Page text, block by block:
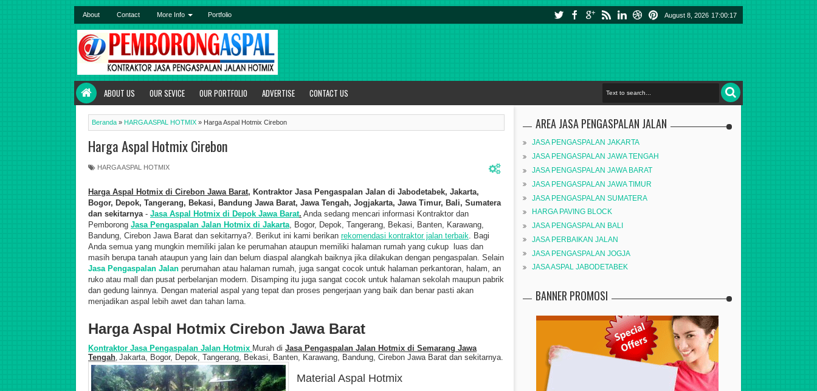
About Contact More Info Portfolio August 8, 2026 17:00:18
ABOUT US OUR SEVICE OUR PORTFOLIO ADVERTISE CONTACT US
Beranda » HARGA ASPAL HOTMIX » Harga Aspal Hotmix Cirebon
Harga Aspal Hotmix Cirebon
HARGA ASPAL HOTMIX
Harga Aspal Hotmix di Cirebon Jawa Barat, Kontraktor Jasa Pengaspalan Jalan di Jabodetabek, Jakarta,
Bogor, Depok, Tangerang, Bekasi, Bandung Jawa Barat, Jawa Tengah, Jogjakarta, Jawa Timur, Bali, Sumatera
dan sekitarnya- Jasa Aspal Hotmix di Depok Jawa Barat. Anda sedang mencari informasi Kontraktor dan
Pemborong Jasa Pengaspalan Jalan Hotmix di Jakarta, Bogor, Depok, Tangerang, Bekasi, Banten, Karawang,
Bandung, Cirebon Jawa Barat dan sekitarnya?. Berikut ini kami berikan rekomendasi kontraktor jalan terbaik. Bagi
Anda semua yang mungkin memiliki jalan ke perumahan ataupun memiliki halaman rumah yang cukup luas dan
masih berupa tanah ataupun yang lain dan belum diaspal alangkah baiknya jika dilakukan dengan pengaspalan. Selain
Jasa Pengaspalan Jalan perumahan atau halaman rumah, juga sangat cocok untuk halaman perkantoran, halam, an
ruko atau mall dan pusat perbelanjan modern. Disamping itu juga sangat cocok untuk halaman sekolah maupun pabrik
dan gedung lainnya. Dengan material aspal yang tepat dan proses pengerjaan yang baik dan benar pasti akan
menjadikan aspal lebih awet dan tahan lama.
Harga Aspal Hotmix Cirebon Jawa Barat
Kontraktor Jasa Pengaspalan Jalan Hotmix Murah di Jasa Pengaspalan Jalan Hotmix di Semarang Jawa
Tengah, Jakarta, Bogor, Depok, Tangerang, Bekasi, Banten, Karawang, Bandung, Cirebon Jawa Barat dan sekitarnya.
Material Aspal Hotmix
AREA JASA PENGASPALAN JALAN
JASA PENGASPALAN JAKARTA
JASA PENGASPALAN JAWA TENGAH
JASA PENGASPALAN JAWA BARAT
JASA PENGASPALAN JAWA TIMUR
JASA PENGASPALAN SUMATERA
HARGA PAVING BLOCK
JASA PENGASPALAN BALI
JASA PERBAIKAN JALAN
JASA PENGASPALAN JOGJA
JASA ASPAL JABODETABEK
BANNER PROMOSI